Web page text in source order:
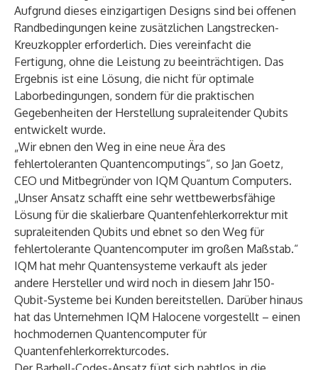
Aufgrund dieses einzigartigen Designs sind bei offenen
Randbedingungen keine zusätzlichen Langstrecken-
Kreuzkoppler erforderlich. Dies vereinfacht die
Fertigung, ohne die Leistung zu beeinträchtigen. Das
Ergebnis ist eine Lösung, die nicht für optimale
Laborbedingungen, sondern für die praktischen
Gegebenheiten der Herstellung supraleitender Qubits
entwickelt wurde.
„Wir ebnen den Weg in eine neue Ära des
fehlertoleranten Quantencomputings“, so Jan Goetz,
CEO und Mitbegründer von IQM Quantum Computers.
„Unser Ansatz schafft eine sehr wettbewerbsfähige
Lösung für die skalierbare Quantenfehlerkorrektur mit
supraleitenden Qubits und ebnet so den Weg für
fehlertolerante Quantencomputer im großen Maßstab.“
IQM hat mehr Quantensysteme verkauft als jeder
andere Hersteller und wird noch in diesem Jahr 150-
Qubit-Systeme bei Kunden bereitstellen. Darüber hinaus
hat das Unternehmen IQM Halocene vorgestellt – einen
hochmodernen Quantencomputer für
Quantenfehlerkorrekturcodes.